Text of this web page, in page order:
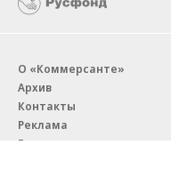
О «Коммерсанте»
Архив
Контакты
Реклама
Вакансии